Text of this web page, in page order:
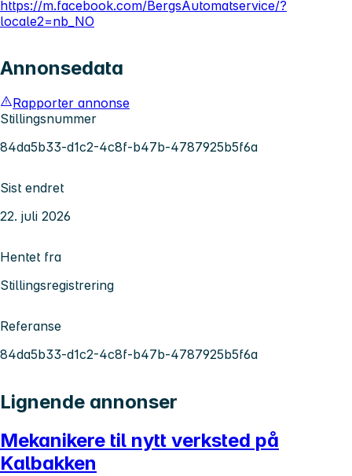
https://m.facebook.com/BergsAutomatservice/?
locale2=nb_NO
Annonsedata
Rapporter annonse
Stillingsnummer
84da5b33-d1c2-4c8f-b47b-4787925b5f6a
Sist endret
22. juli 2026
Hentet fra
Stillingsregistrering
Referanse
84da5b33-d1c2-4c8f-b47b-4787925b5f6a
Lignende annonser
Mekanikere til nytt verksted på
Kalbakken